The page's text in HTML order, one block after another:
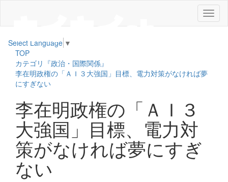
メ
ニ
Select Language ▼
TOP
カテゴリ『政治・国際関係』
李在明政権の「ＡＩ３大強国」目標、電力対策がなければ夢
にすぎない
李在明政権の「ＡＩ３
大強国」目標、電力対
策がなければ夢にすぎ
ない